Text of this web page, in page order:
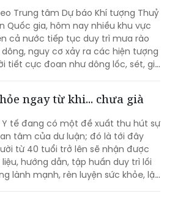
Trung tâm Dự báo Khí tượng Thuỷ
Quốc gia, hôm nay nhiều khu vực
cả nước tiếp tục duy trì mưa rào
nguy cơ xảy ra các hiện tượng
tiết cực đoan như dông lốc, sét, gió
ngay từ khi... chưa già
Y tế đang có một đề xuất thu hút sự
tâm của dư luận; đó là tới đây
từ 40 tuổi trở lên sẽ nhận được
liệu, hướng dẫn, tập huấn duy trì lối
lành mạnh, rèn luyện sức khỏe, lập